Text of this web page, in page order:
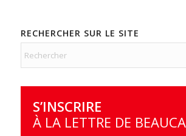
RECHERCHER SUR LE SITE
S’INSCRIRE
À LA LETTRE DE